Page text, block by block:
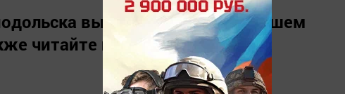
вы можете узнать в нашем
читайте нас в «Дзен».